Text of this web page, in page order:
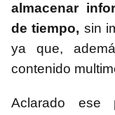
almacenar
de tiempo, sin
ya que,
contenido
Aclarado